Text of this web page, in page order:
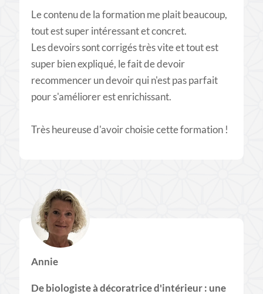
Le contenu de la formation me plait beaucoup,
tout est super intéressant et concret.
Les devoirs sont corrigés très vite et tout est
super bien expliqué, le fait de devoir
recommencer un devoir qui n'est pas parfait
pour s'améliorer est enrichissant.
Très heureuse d'avoir choisie cette formation !
Annie
De biologiste à décoratrice d'intérieur : une